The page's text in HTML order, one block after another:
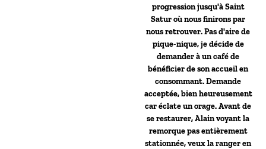
progression jusqu'à Saint
Satur où nous finirons par
nous retrouver. Pas d'aire de
pique-nique, je décide de
demander à un café de
bénéficier de son accueil en
consommant. Demande
acceptée, bien heureusement
car éclate un orage. Avant de
se restaurer, Alain voyant la
remorque pas entièrement
stationnée, veux la ranger en